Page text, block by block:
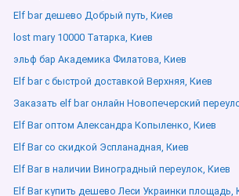
Elf bar дешево Добрый путь, Киев
lost mary 10000 Татарка, Киев
эльф бар Академика Филатова, Киев
Elf bar с быстрой доставкой Верхняя, Киев
Заказать elf bar онлайн Новопечерский
Elf Bar оптом Александра Копыленко, Киев
Elf Bar со скидкой Эспланадная, Киев
Elf Bar в наличии Виноградный переулок, Киев
Elf Bar купить дешево Леси Украинки площадь,